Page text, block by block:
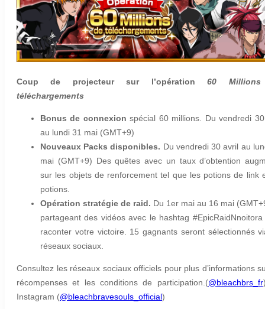
Coup de projecteur sur l’opération60
téléchargements
Bonus de connexion spécial 60 millions. Du vendredi
au lundi 31 mai (GMT+9)
Nouveaux Packs disponibles. Du vendredi 30 avril au
mai (GMT+9) Des quêtes avec un taux d’obtention
sur les objets de renforcement tel que les potions de link
potions.
Opération stratégie de raid. Du 1er mai au 16 mai
partageant des vidéos avec le hashtag #EpicRaidNnoitora
raconter votre victoire. 15 gagnants seront sélectionnés
réseaux sociaux.
Consultez les réseaux sociaux officiels pour plus d’informations
récompenses et les conditions de participation.(@bleachbrs_fr
Instagram (@bleachbravesouls_official)